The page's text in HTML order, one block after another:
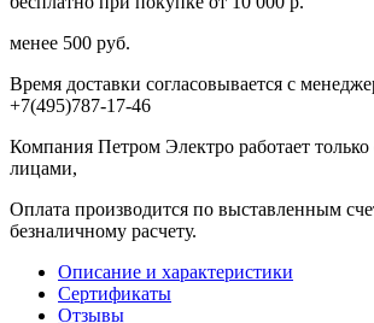
менее 500 руб.
Время доставки согласовывается с
+7(495)787-17-46
Компания Петром Электро работает
лицами,
Оплата производится по выставленным
безналичному расчету.
Описание и характеристики
Сертификаты
Отзывы